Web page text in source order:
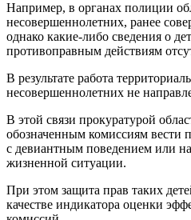
Например, в органах полиции
несовершеннолетних, ранее
однако какие-либо сведения о
противоправным действиям
В результате работа
несовершеннолетних не
В этой связи прокуратурой
обозначенным комиссиям вести
с девиантным поведением или
жизненной ситуации.
При этом защита прав таких
качестве индикатора оценки